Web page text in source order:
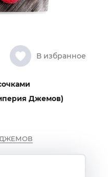
В избранное
Джемов)